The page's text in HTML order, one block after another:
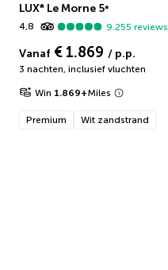
LUX* Le Morne 5*
4,8
9.255 reviews
Vanaf € 1.869 / p.p.
3 nachten, inclusief vluchten
Win 1.869+Miles
Premium Wit zandstrand